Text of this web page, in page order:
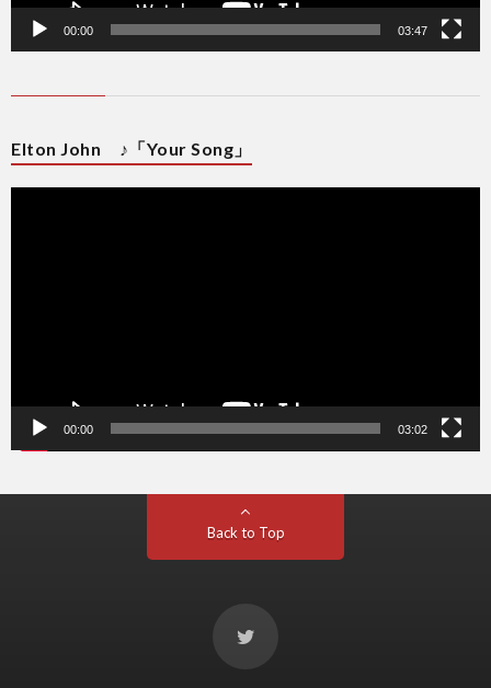
00:00 03:47
Elton John ♪「Your Song」
動
00:00 03:02
Back to Top